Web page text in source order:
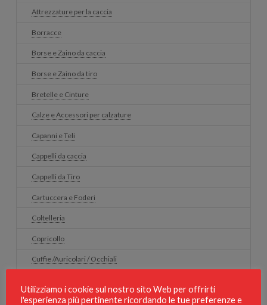
Attrezzature per la caccia
Borracce
Borse e Zaino da caccia
Borse e Zaino da tiro
Bretelle e Cinture
Calze e Accessori per calzature
Capanni e Teli
Cappelli da caccia
Cappelli da Tiro
Cartuccera e Foderi
Coltelleria
Copricollo
Cuffie /Auricolari / Occhiali
Fuciliere/armadi blindati
Utilizziamo i cookie sul nostro sito Web per offrirti
l'esperienza più pertinente ricordando le tue preferenze e